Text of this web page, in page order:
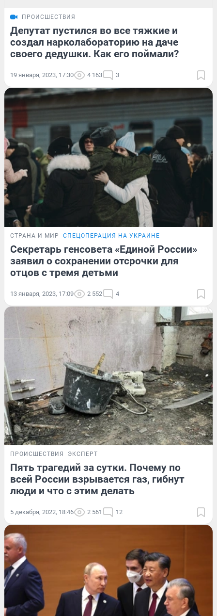
ПРОИСШЕСТВИЯ
Депутат пустился во все тяжкие и
создал нарколабораторию на даче
своего дедушки. Как его поймали?
19 января, 2023, 17:30 4 163 3
СТРАНА И МИР СПЕЦОПЕРАЦИЯ НА УКРАИНЕ
Секретарь генсовета «Единой России»
заявил о сохранении отсрочки для
отцов с тремя детьми
13 января, 2023, 17:09 2 552 4
ПРОИСШЕСТВИЯ ЭКСПЕРТ
Пять трагедий за сутки. Почему по
всей России взрывается газ, гибнут
люди и что с этим делать
5 декабря, 2022, 18:46 2 561 12